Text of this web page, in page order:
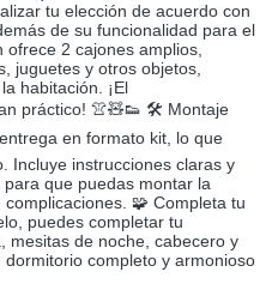
tu elección de acuerdo con
de su funcionalidad para el
2 cajones amplios,
juguetes y otros objetos,
habitación. ¡El
práctico! 👚🧸👟 🛠️ Montaje
en formato kit, lo que
Incluye instrucciones claras y
que puedas montar la
🧩 Completa tu
puedes completar tu
mesitas de noche, cabecero y
completo y armonioso